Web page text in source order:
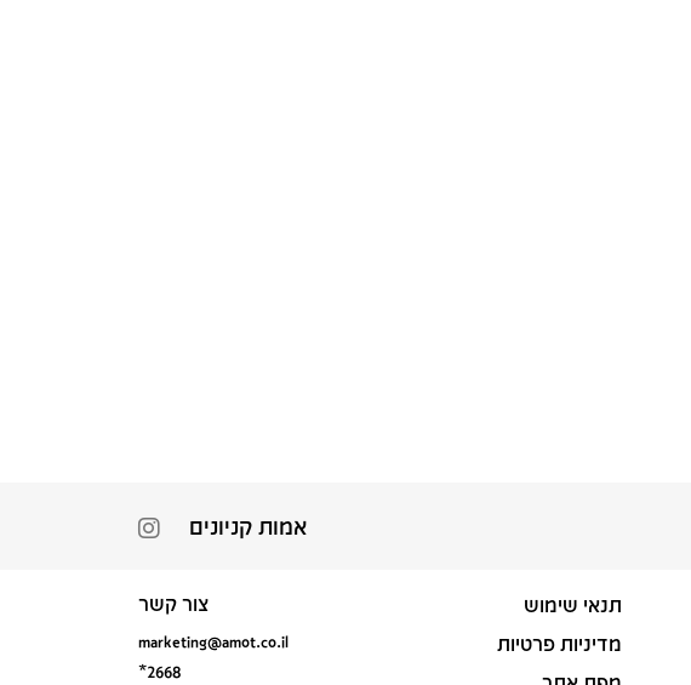
אמות קניונים
תנאי שימוש
מדיניות פרטיות
צור קשר
marketing@amot.co.il
*2668